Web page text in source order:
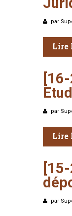
par
Lire
par
Lire
par